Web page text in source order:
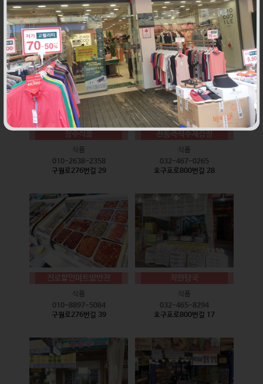
식품
010-9528-3759
구월로276번길 17
식품
032-468-6024
구월로276번길 29
장수식품
식품
010-2638-2358
구월로276번길 29
전통즉석수제강정
식품
032-467-0265
호구포로800번길 28
진로할인마트앞반찬
식품
010-8897-5084
구월로276번길 39
착한탕국
식품
032-465-8294
호구포로800번길 17